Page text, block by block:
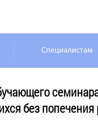
Специалистам
без